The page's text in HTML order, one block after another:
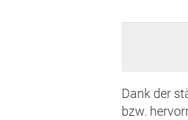
Dank der
bzw.